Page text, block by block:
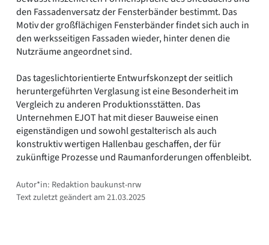
den Fassadenversatz der Fensterbänder bestimmt. Das
Motiv der großflächigen Fensterbänder findet sich auch in
den werksseitigen Fassaden wieder, hinter denen die
Nutzräume angeordnet sind.
Das tageslichtorientierte Entwurfskonzept der seitlich
heruntergeführten Verglasung ist eine Besonderheit im
Vergleich zu anderen Produktionsstätten. Das
Unternehmen EJOT hat mit dieser Bauweise einen
eigenständigen und sowohl gestalterisch als auch
konstruktiv wertigen Hallenbau geschaffen, der für
zukünftige Prozesse und Raumanforderungen offenbleibt.
Autor*in: Redaktion baukunst-nrw
Text zuletzt geändert am 21.03.2025